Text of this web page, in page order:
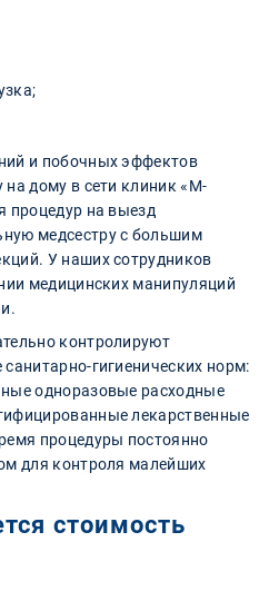
и побочных эффектов
дому в сети клиник «М-
процедур на выезд
медсестру с большим
У наших сотрудников
медицинских манипуляций
контролируют
гигиенических норм:
одноразовые расходные
лекарственные
процедуры постоянно
для контроля малейших
стоимость